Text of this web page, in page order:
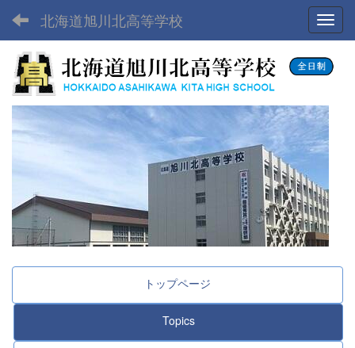
北海道旭川北高等学校
トップページ
Topics